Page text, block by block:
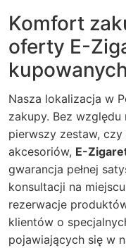
Komfort
oferty E-
Nasza lokalizacja w
zakupy. Bez
pierwszy zestaw,
akcesoriów, E-
gwarancja pełnej
konsultacji na
rezerwacje
klientów o
pojawiających się w